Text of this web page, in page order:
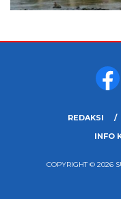
REDAKSI
INFO
COPYRIGHT © 2026